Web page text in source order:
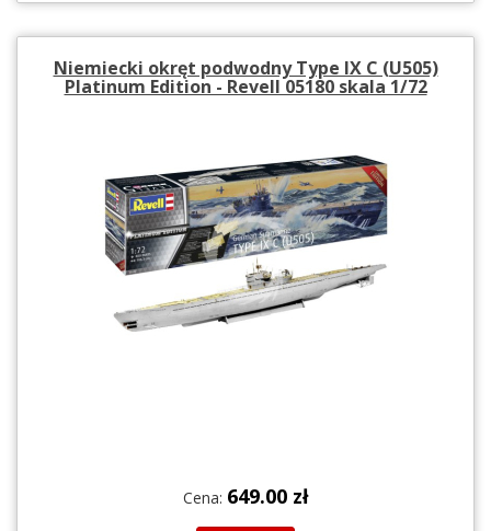
Niemiecki okręt podwodny Type IX C (U505)
Platinum Edition - Revell 05180 skala 1/72
Cena: 649.00 zł